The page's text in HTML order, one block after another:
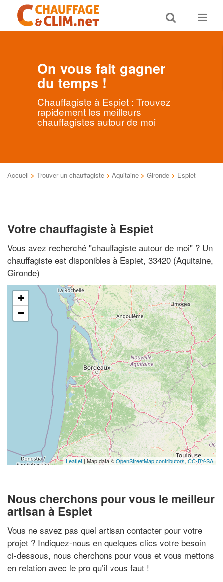
Toggle
search
Toggle
On vous fait gagner
du temps !
Chauffagiste à Espiet : Trouvez
rapidement les meilleurs
chauffagistes autour de moi
Accueil > Trouver un chauffagiste > Aquitaine > Gironde > Espiet
Votre chauffagiste à Espiet
Vous avez recherché "chauffagiste autour de moi" ? Un
chauffagiste est disponibles à Espiet, 33420 (Aquitaine,
Gironde)
+
−
Leaflet | Map data ©OpenStreetMap contributors,CC-BY-SA
Nous cherchons pour vous le meilleur
artisan à Espiet
Vous ne savez pas quel artisan contacter pour votre
projet ? Indiquez-nous en quelques clics votre besoin
ci-dessous, nous cherchons pour vous et vous mettons
en relation avec le pro qu’il vous faut !